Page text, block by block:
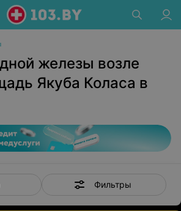
железы возле
Якуба Коласа в
Фильтры